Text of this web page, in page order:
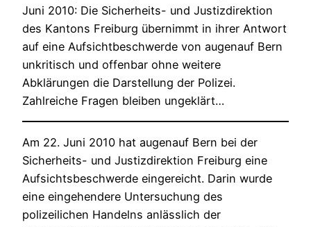
Juni 2010: Die Sicherheits- und Justizdirektion
des Kantons Freiburg übernimmt in ihrer Antwort
auf eine Aufsichtbeschwerde von augenauf Bern
unkritisch und offenbar ohne weitere
Abklärungen die Darstellung der Polizei.
Zahlreiche Fragen bleiben ungeklärt…
Am 22. Juni 2010 hat augenauf Bern bei der
Sicherheits- und Justizdirektion Freiburg eine
Aufsichtsbeschwerde eingereicht. Darin wurde
eine eingehendere Untersuchung des
polizeilichen Handelns anlässlich der